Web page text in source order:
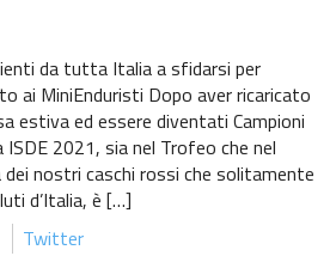
da tutta Italia a sfidarsi per
ai MiniEnduristi Dopo aver ricaricato
estiva ed essere diventati Campioni
ISDE 2021, sia nel Trofeo che nel
nostri caschi rossi che solitamente
d’Italia, è […]
Twitter